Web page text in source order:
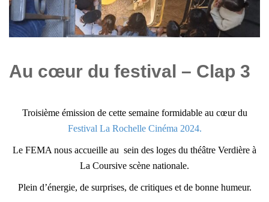
Au cœur du festival – Clap 3
Troisième émission de cette semaine formidable au cœur du
Festival La Rochelle Cinéma 2024.
Le FEMA nous accueille au sein des loges du théâtre Verdière à
La Coursive scène nationale.
Plein d’énergie, de surprises, de critiques et de bonne humeur.